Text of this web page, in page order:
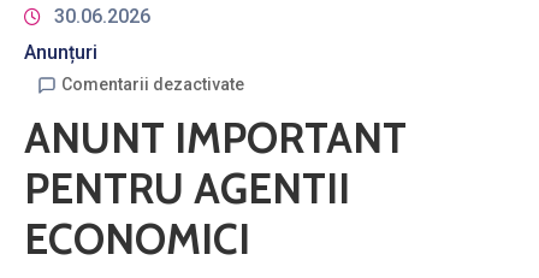
30.06.2026
Anunțuri
Comentarii dezactivate
ANUNT IMPORTANT
PENTRU AGENTII
ECONOMICI